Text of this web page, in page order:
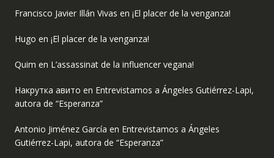
Francisco Javier Illán Vivas en ¡El placer de la venganza!
Hugo en ¡El placer de la venganza!
Quim en L’assassinat de la influencer vegana!
Накрутка авито en Entrevistamos a Ángeles Gutiérrez-Lapi,
autora de “Esperanza”
Antonio Jiménez García en Entrevistamos a Ángeles
Gutiérrez-Lapi, autora de “Esperanza”